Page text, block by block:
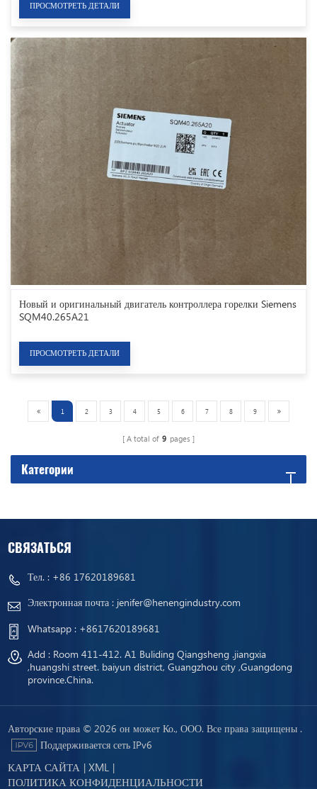
ПРОСМОТРЕТЬ ДЕТАЛИ
Новый и оригинальный двигатель контроллера горелки Siemens
SQM40.265A21
ПРОСМОТРЕТЬ ДЕТАЛИ
1 2 3 4 5 6 7 8 9
A total of 9 pages
Категории
СВЯЗАТЬСЯ
Тел. : +86 17620189681
Электронная почта : jenifer@henengindustry.com
Whatsapp : +8617620189681
Add : Room 411-412. A1 Buliding Qiangsheng .jiangxia
,huangshi street. baiyun district, Guangzhou city ,Guangdong
province.China.
Авторские права © 2026 он может Ко., ООО. Все права защищены .
Поддерживается сеть IPv6
КАРТА САЙТА | XML |
ПОЛИТИКА КОНФИДЕНЦИАЛЬНОСТИ